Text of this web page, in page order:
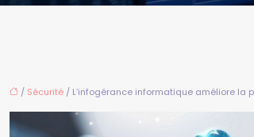
/ Sécurité / L’infogérance informatique améliore la